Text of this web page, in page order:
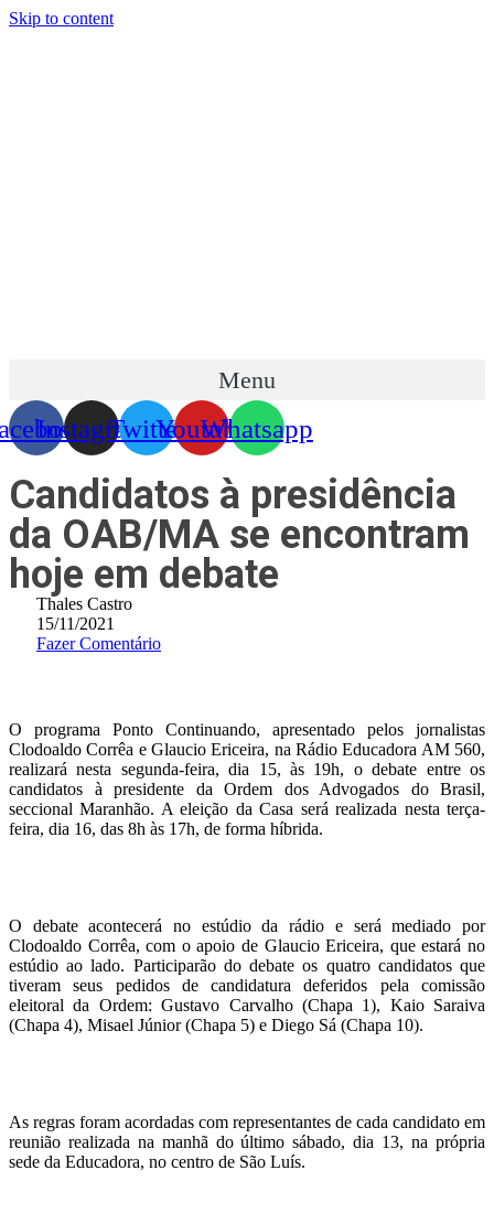
Skip to content
Menu
InstagramTwitterYoutubeWhatsapp
Candidatos à presidência
da OAB/MA se encontram
hoje em debate
Thales Castro
15/11/2021
Fazer Comentário
O programa Ponto Continuando, apresentado pelos jornalistas
Clodoaldo Corrêa e Glaucio Ericeira, na Rádio Educadora AM 560,
realizará nesta segunda-feira, dia 15, às 19h, o debate entre os
candidatos à presidente da Ordem dos Advogados do Brasil,
seccional Maranhão. A eleição da Casa será realizada nesta terça-
feira, dia 16, das 8h às 17h, de forma híbrida.
O debate acontecerá no estúdio da rádio e será mediado por
Clodoaldo Corrêa, com o apoio de Glaucio Ericeira, que estará no
estúdio ao lado. Participarão do debate os quatro candidatos que
tiveram seus pedidos de candidatura deferidos pela comissão
eleitoral da Ordem: Gustavo Carvalho (Chapa 1), Kaio Saraiva
(Chapa 4), Misael Júnior (Chapa 5) e Diego Sá (Chapa 10).
As regras foram acordadas com representantes de cada candidato em
reunião realizada na manhã do último sábado, dia 13, na própria
sede da Educadora, no centro de São Luís.